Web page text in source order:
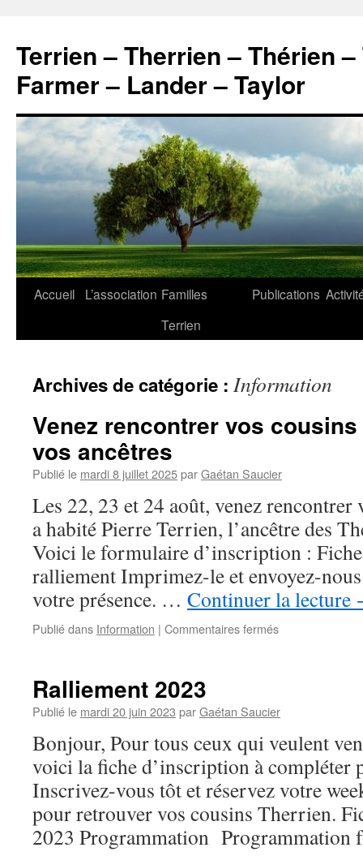
contenu
Terrien – Therrien – Thérien
Farmer – Lander – Taylor
Accueil L’association Familles
Terrien
Publications
Archives de catégorie : Information
Venez rencontrer vos
vos ancêtres
Publié le mardi 8 juillet 2025parGaétan Saucier
Les 22, 23 et 24 août, venez rencontrer
a habité Pierre Terrien, l’ancêtre des
Voici le formulaire d’inscription :
ralliement Imprimez-le et envoyez-
votre présence. … Continuer la lecture
Publié dans Information | Commentaires ferméssur
sur
terre
vos
ancêtres
Ralliement 2023
Publié le mardi 20 juin 2023 parGaétan Saucier
Bonjour, Pour tous ceux qui veulent
voici la fiche d’inscription à
Inscrivez-vous tôt et réservez votre
pour retrouver vos cousins Therrien.
2023 Programmation Programmation